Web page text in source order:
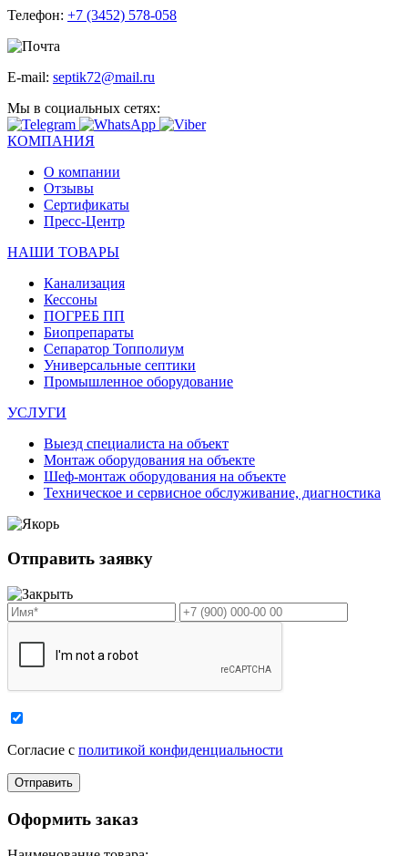
Телефон: +7 (3452) 578-058
E-mail: septik72@mail.ru
Мы в социальных сетях:
КОМПАНИЯ
О компании
Отзывы
Сертификаты
Пресс-Центр
НАШИ ТОВАРЫ
Канализация
Кессоны
ПОГРЕБ ПП
Биопрепараты
Сепаратор Топполиум
Универсальные септики
Промышленное оборудование
УСЛУГИ
Выезд специалиста на объект
Монтаж оборудования на объекте
Шеф-монтаж оборудования на объекте
Техническое и сервисное обслуживание, диагностика
Отправить заявку
Cогласие с политикой конфиденциальности
Оформить заказ